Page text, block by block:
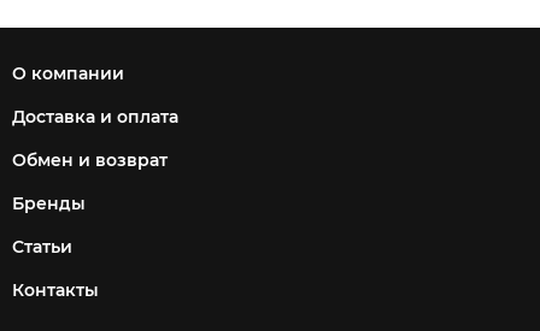
О компании
Доставка и оплата
Обмен и возврат
Бренды
Статьи
Контакты